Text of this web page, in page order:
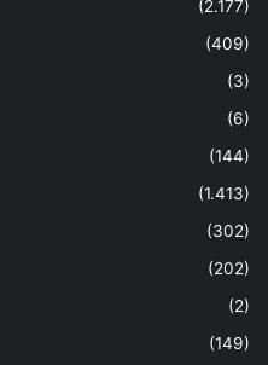
(2.177)
(409)
(3)
(6)
(144)
(1.413)
(302)
(202)
(2)
(149)